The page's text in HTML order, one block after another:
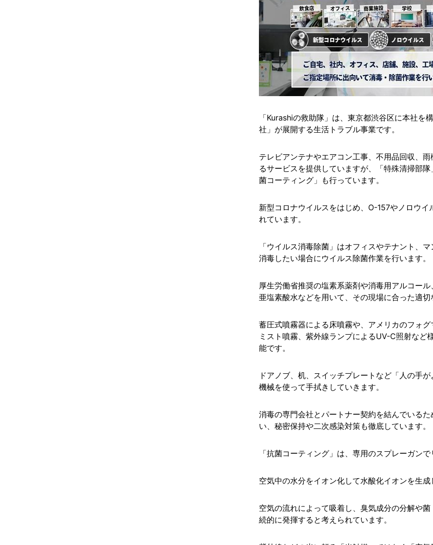
「Kurashiの救助隊」は、東京都渋谷区に本社を
社」が展開する生活トラブル事業です。
テレビアンテナやエアコン工事、不用品回収、
るサービスを提供していますが、「特殊清掃部
菌コーティング」も行っています。
新型コロナウイルスをはじめ、O-157やノロウ
れています。
「ウイルス消毒除菌」はオフィスやテナント、
消毒したい場合にウイルス除菌作業を行います。
厚生労働省推奨の塩素系薬剤や消毒用アルコー
亜塩素酸水などを用いて、その現場に合った適切
蓄圧式噴霧器による床噴霧や、アメリカのフォ
ミスト噴霧、紫外線ランプによるUV-C照射など
能です。
ドアノブ、机、スイッチプレートなど「人の手
機械を使って手拭きしていきます。
消毒の専門会社とパートナー契約を結んでいる
い、秘密保持や二次感染対策も徹底しています。
「抗菌コーティング」は、専用のスプレーガン
空気中の水分をイオン化して水酸化イオンを生成
空気の流れによって吸着し、臭気成分の分解や
続的に発揮すると考えられています。